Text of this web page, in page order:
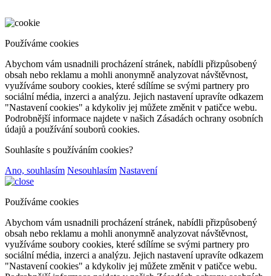
Používáme cookies
Abychom vám usnadnili procházení stránek, nabídli přizpůsobený
obsah nebo reklamu a mohli anonymně analyzovat návštěvnost,
využíváme soubory cookies, které sdílíme se svými partnery pro
sociální média, inzerci a analýzu. Jejich nastavení upravíte odkazem
"Nastavení cookies" a kdykoliv jej můžete změnit v patičce webu.
Podrobnější informace najdete v našich Zásadách ochrany osobních
údajů a používání souborů cookies.
Souhlasíte s používáním cookies?
Ano, souhlasím Nesouhlasím Nastavení
Používáme cookies
Abychom vám usnadnili procházení stránek, nabídli přizpůsobený
obsah nebo reklamu a mohli anonymně analyzovat návštěvnost,
využíváme soubory cookies, které sdílíme se svými partnery pro
sociální média, inzerci a analýzu. Jejich nastavení upravíte odkazem
"Nastavení cookies" a kdykoliv jej můžete změnit v patičce webu.